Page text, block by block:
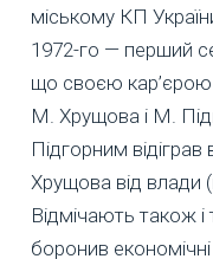
міському КП
1972-го — перший
що своєю кар’єрою
М. Хрущова і М.
Підгорним
Хрущова від влади
Відмічають також
боронив економічні